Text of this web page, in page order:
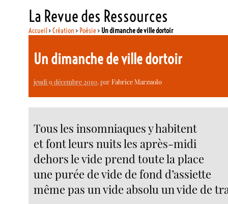
La Revue des Ressources
Accueil>Création > Poésie> Un dimanche de ville dortoir
Un dimanche de ville dortoir
jeudi 9 décembre 2010, parFabrice Marzuolo
Tous les insomniaques y habitent
et font leurs nuits les après-midi
dehors le vide prend toute la place
une purée de vide de fond d’assiette
même pas un vide absolu un vide de